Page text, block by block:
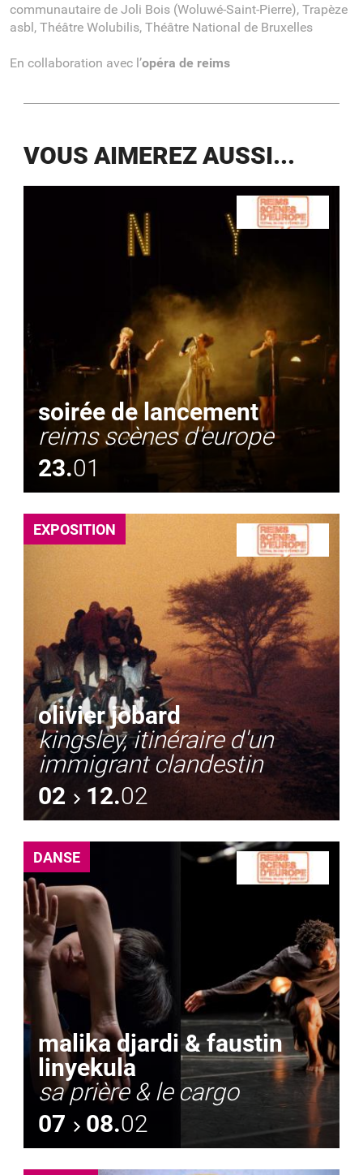
communautaire de Joli Bois (Woluwé-Saint-Pierre), Trapèze
asbl, Théâtre Wolubilis, Théâtre National de Bruxelles
En collaboration avec l’opéra de reims
VOUS AIMEREZ AUSSI...
soirée de lancement
reims scènes d'europe
23.01
EXPOSITION
olivier jobard
kingsley, itinéraire d'un
immigrant clandestin
02
12.02
DANSE
malika djardi & faustin
linyekula
sa prière & le cargo
07
08.02